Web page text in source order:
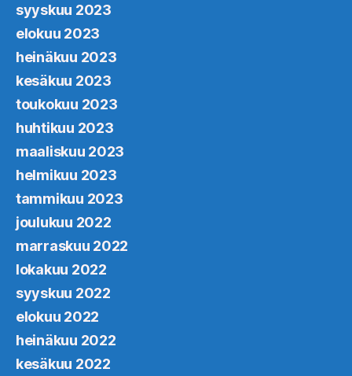
syyskuu 2023
elokuu 2023
heinäkuu 2023
kesäkuu 2023
toukokuu 2023
huhtikuu 2023
maaliskuu 2023
helmikuu 2023
tammikuu 2023
joulukuu 2022
marraskuu 2022
lokakuu 2022
syyskuu 2022
elokuu 2022
heinäkuu 2022
kesäkuu 2022